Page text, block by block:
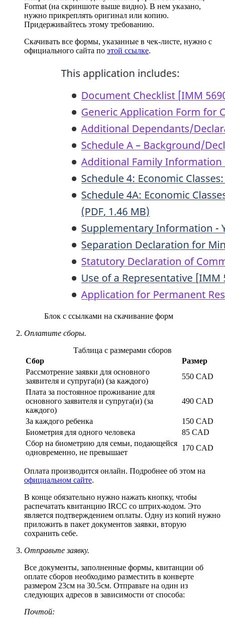
Format (на скриншоте выше видно). В нем указано,
нужно прикреплять оригинал или копию.
Придерживайтесь этому требованию.
Скачивать все формы, указанные в чек-листе, нужно с
официального сайта по этой ссылке.
Блок с ссылками на скачивание форм
Оплатите сборы.
Таблица с размерами сборов
Сбор
Размер
Рассмотрение заявки для основного
заявителя и супруга(и) (за каждого)
550 CAD
Плата за постоянное проживание для
основного заявителя и супруга(и) (за
каждого)
490 CAD
За каждого ребенка
150 CAD
Биометрия для одного человека
85 CAD
Сбор на биометрию для семьи, подающейся
одновременно, не превышает
170 CAD
Оплата производится онлайн. Подробнее об этом на
официальном сайте.
В конце обязательно нужно нажать кнопку, чтобы
распечатать квитанцию IRCC со штрих-кодом. Это
является подтверждением оплаты. Одну из копий нужно
приложить в пакет документов заявки, вторую
сохранить себе.
Отправьте заявку.
Все документы, заполненные формы, квитанции об
оплате сборов необходимо разместить в конверте
размером 23см на 30.5см. Отправьте на один из
следующих адресов в зависимости от способа:
Почтой: